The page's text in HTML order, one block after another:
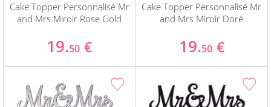
Cake Topper Personnalisé Mr
and Mrs Miroir Rose Gold
19.50 €
Cake Topper Personnalisé Mr
and Mrs Miroir Doré
19.50 €